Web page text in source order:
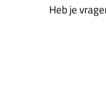
Heb je